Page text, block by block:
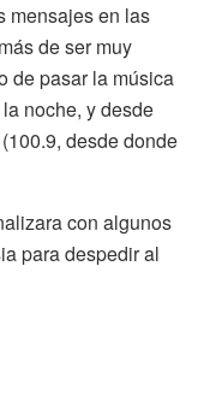
mensajes en las
de ser muy
de pasar la música
noche, y desde
desde donde
con algunos
para despedir al